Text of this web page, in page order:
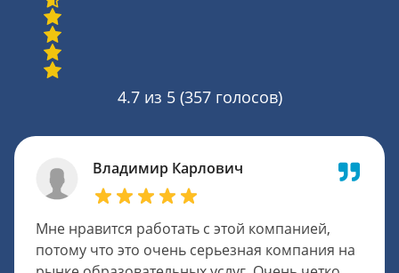
4.7из 5 (357 голосов)
Владимир Карлович
Мне нравится работать с этой компанией,
потому что это очень серьезная компания на